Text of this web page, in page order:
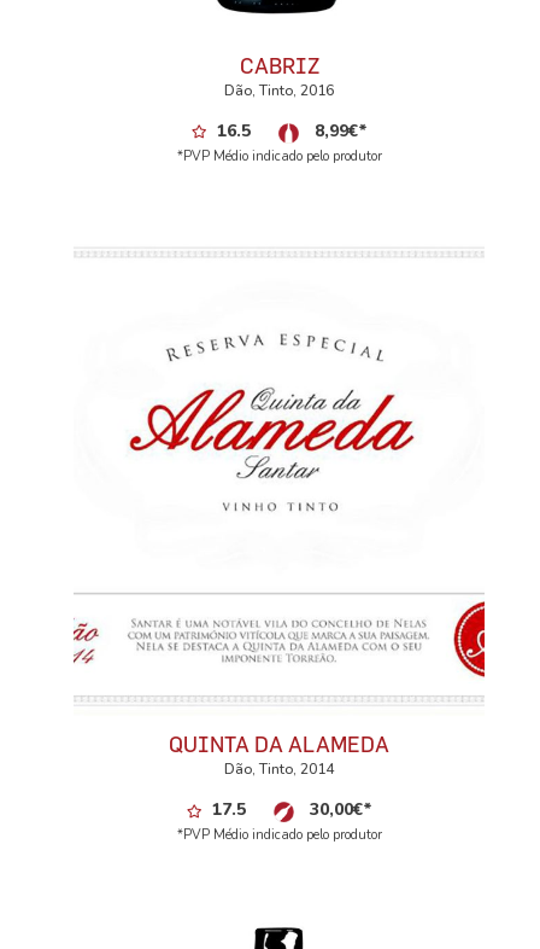
CABRIZ
Dão, Tinto, 2016
16.5 8,99€*
*PVP Médio indicado pelo produtor
QUINTA DA ALAMEDA
Dão, Tinto, 2014
17.5 30,00€*
*PVP Médio indicado pelo produtor